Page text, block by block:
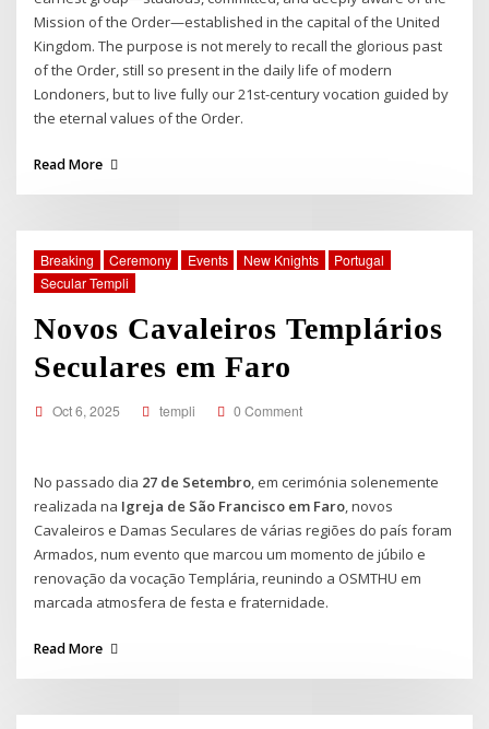
Mission of the Order—established in the capital of the United
Kingdom. The purpose is not merely to recall the glorious past
of the Order, still so present in the daily life of modern
Londoners, but to live fully our 21st-century vocation guided by
the eternal values of the Order.
Read More
Breaking Ceremony Events New Knights
Portugal
Secular Templi
Novos Cavaleiros Templários
Seculares em Faro
Oct 6, 2025 templi 0 Comment
No passado dia 27 de Setembro , em cerimónia solenemente
realizada na Igreja de São Francisco em Faro , novos
Cavaleiros e Damas Seculares de várias regiões do país foram
Armados, num evento que marcou um momento de júbilo e
renovação da vocação Templária, reunindo a OSMTHU em
marcada atmosfera de festa e fraternidade.
Read More